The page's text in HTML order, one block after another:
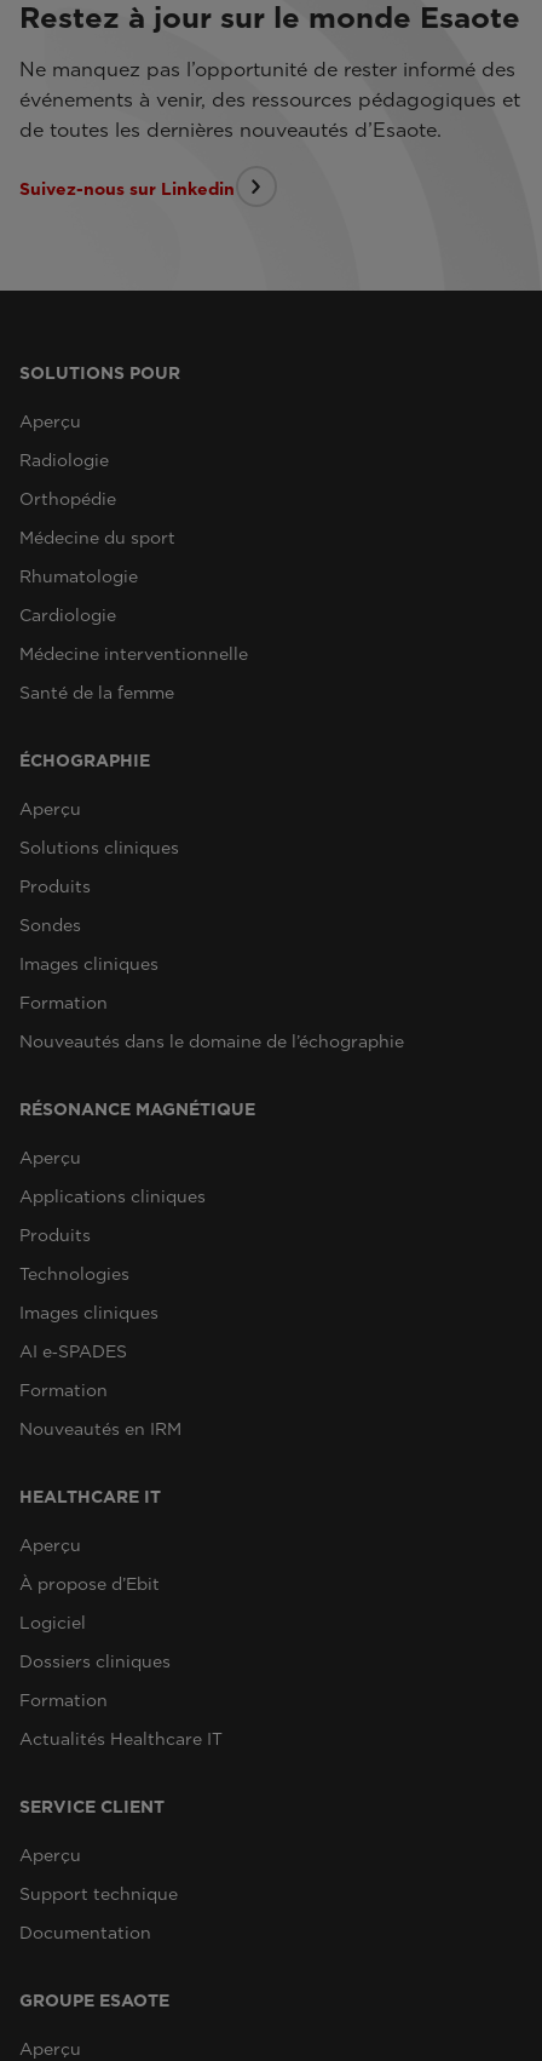
Restez à jour sur le monde Esaote
Ne manquez pas l’opportunité de rester informé des
événements à venir, des ressources pédagogiques et
de toutes les dernières nouveautés d’Esaote.
Suivez-nous sur Linkedin
SOLUTIONS POUR
Aperçu
Radiologie
Orthopédie
Médecine du sport
Rhumatologie
Cardiologie
Médecine interventionnelle
Santé de la femme
ÉCHOGRAPHIE
Aperçu
Solutions cliniques
Produits
Sondes
Images cliniques
Formation
Nouveautés dans le domaine de l’échographie
RÉSONANCE MAGNÉTIQUE
Aperçu
Applications cliniques
Produits
Technologies
Images cliniques
AI e‑SPADES
Formation
Nouveautés en IRM
HEALTHCARE IT
Aperçu
À propose d’Ebit
Logiciel
Dossiers cliniques
Formation
Actualités Healthcare IT
SERVICE CLIENT
Aperçu
Support technique
Documentation
GROUPE ESAOTE
Aperçu